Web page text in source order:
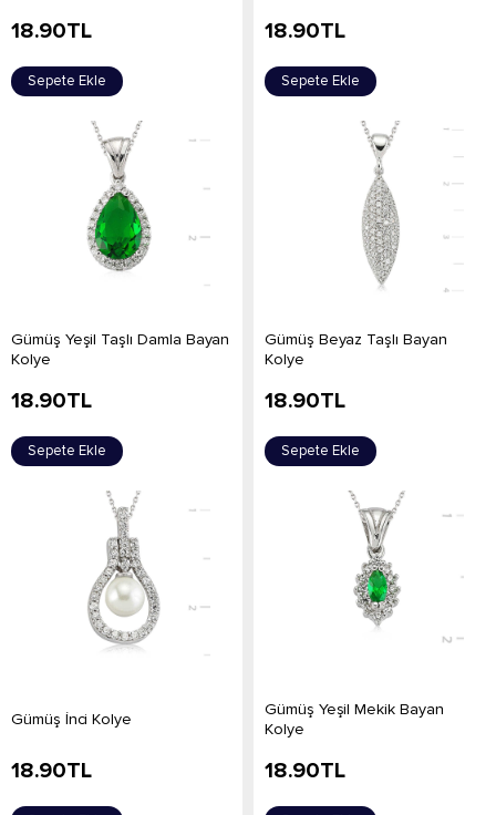
18.90TL
Sepete Ekle
18.90TL
Sepete Ekle
Gümüş Yeşil Taşlı Damla Bayan
Kolye
18.90TL
Sepete Ekle
Gümüş Beyaz Taşlı Bayan
Kolye
18.90TL
Sepete Ekle
Gümüş İnci Kolye
18.90TL
Gümüş Yeşil Mekik Bayan
Kolye
18.90TL